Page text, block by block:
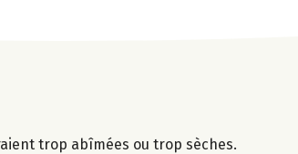
trop abîmées ou trop sèches.